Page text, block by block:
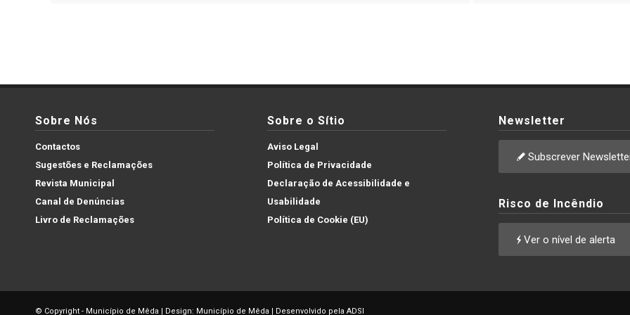
Sobre Nós
Contactos
Sugestões e Reclamações
Revista Municipal
Canal de Denúncias
Livro de Reclamações
Sobre o Sítio
Aviso Legal
Política de Privacidade
Declaração de Acessibilidade e
Usabilidade
Política de Cookie (EU)
Newsletter
Subscrever
Risco de Incêndio
Ver o nível de alerta
© Copyright - Município de Mêda | Design: Município de Mêda | Desenvolvido pela ADSI